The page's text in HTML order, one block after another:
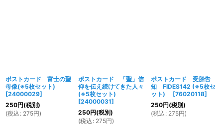
ポストカード 富士の聖
母像(※5枚セット)
[24000029]
250円(税別)
(税込 : 275円)
ポストカード 「聖」信
仰を伝え続けてきた人々
(※5枚セット)
[24000031]
250円(税別)
(税込 : 275円)
ポストカード 受胎告
知 FIDES142 (※5枚セ
ット)
[76020118]
250円(税別)
(税込 : 275円)